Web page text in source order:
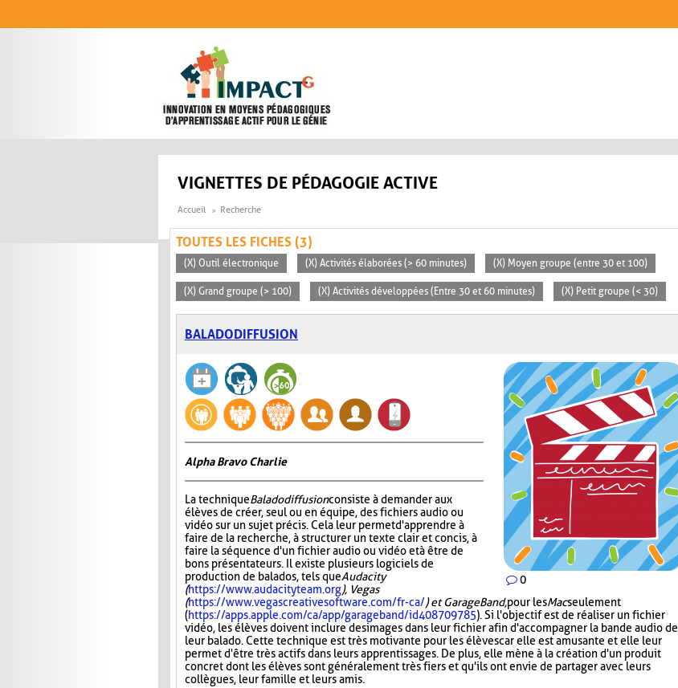
VIGNETTES DE PÉDAGOGIE ACTIVE
Accueil Recherche
TOUTES LES FICHES (3)
(X) Outil électronique (X) Activités élaborées (> 60 minutes) (X) Moyen groupe (entre 30 et 100)
(X) Grand groupe (> 100) (X) Activités développées (Entre 30 et 60 minutes) (X) Petit groupe (< 30)
BALADODIFFUSION
0
Alpha Bravo Charlie
La techniqueBaladodiffusionconsiste à demander aux
élèves de créer, seul ou en équipe, des fichiers audio ou
vidéo sur un sujet précis. Cela leur permet d'apprendre à
faire de la recherche, à structurer un texte clair et concis, à
faire la séquence d'un fichier audio ou vidéo et à être de
bons présentateurs. Il existe plusieurs logiciels de
production de balados, tels queAudacity
(https://www.audacityteam.org), Vegas
(https://www.vegascreativesoftware.com/fr-ca/) et GarageBand,pour lesMacseulement
(https://apps.apple.com/ca/app/garageband/id408709785). Si l'objectif est de réaliser un fichier
vidéo, les élèves doivent inclure des images dans leur fichier afin d'accompagner la bande audio de
leur balado. Cette technique est très motivante pour les élèves car elle est amusante et elle leur
permet d'être très actifs dans leurs apprentissages. De plus, elle mène à la création d'un produit
concret dont les élèves sont généralement très fiers et qu'ils ont envie de partager avec leurs
collègues, leur famille et leurs amis.